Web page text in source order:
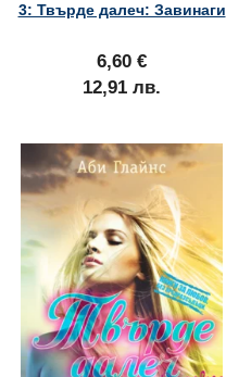
3: Твърде далеч: Завинаги
6,60 €
12,91 лв.